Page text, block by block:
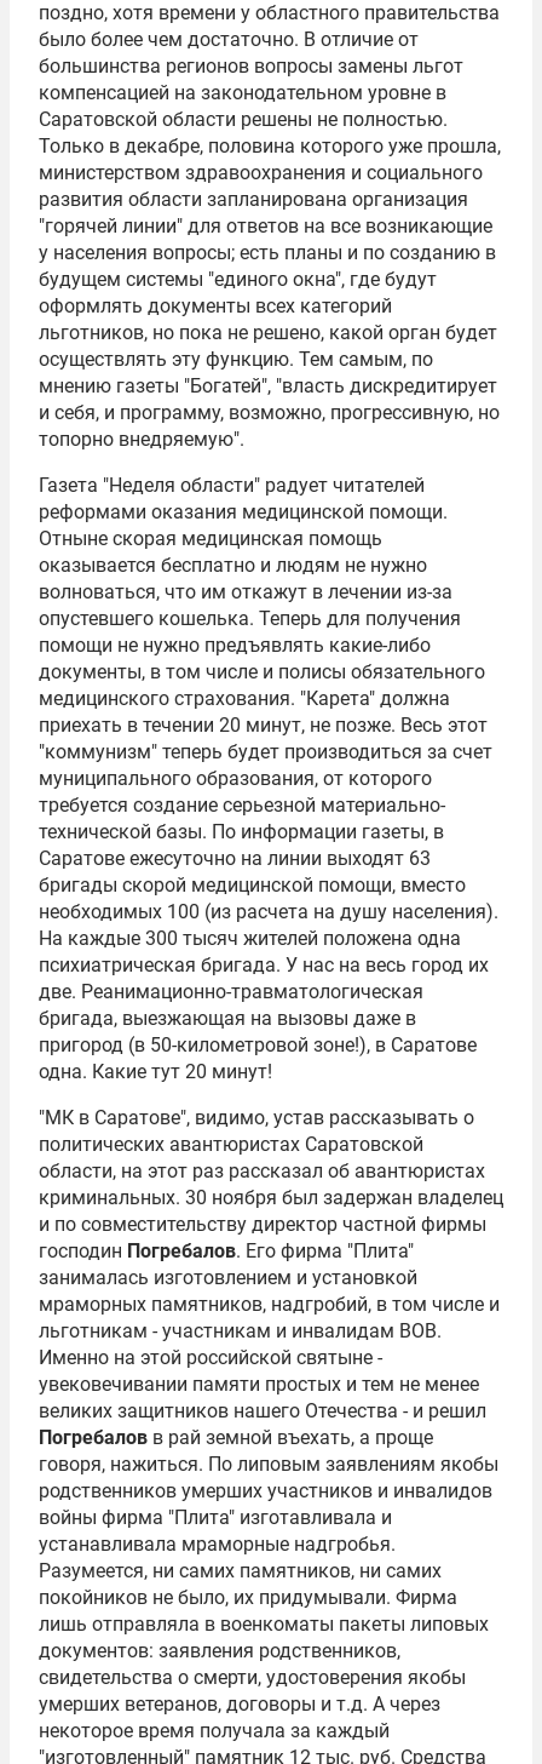
поздно, хотя времени у областного правительства
было более чем достаточно. В отличие от
большинства регионов вопросы замены льгот
компенсацией на законодательном уровне в
Саратовской области решены не полностью.
Только в декабре, половина которого уже прошла,
министерством здравоохранения и социального
развития области запланирована организация
"горячей линии" для ответов на все возникающие
у населения вопросы; есть планы и по созданию в
будущем системы "единого окна", где будут
оформлять документы всех категорий
льготников, но пока не решено, какой орган будет
осуществлять эту функцию. Тем самым, по
мнению газеты "Богатей", "власть дискредитирует
и себя, и программу, возможно, прогрессивную, но
топорно внедряемую".
Газета "Неделя области" радует читателей
реформами оказания медицинской помощи.
Отныне скорая медицинская помощь
оказывается бесплатно и людям не нужно
волноваться, что им откажут в лечении из-за
опустевшего кошелька. Теперь для получения
помощи не нужно предъявлять какие-либо
документы, в том числе и полисы обязательного
медицинского страхования. "Карета" должна
приехать в течении 20 минут, не позже. Весь этот
"коммунизм" теперь будет производиться за счет
муниципального образования, от которого
требуется создание серьезной материально-
технической базы. По информации газеты, в
Саратове ежесуточно на линии выходят 63
бригады скорой медицинской помощи, вместо
необходимых 100 (из расчета на душу населения).
На каждые 300 тысяч жителей положена одна
психиатрическая бригада. У нас на весь город их
две. Реанимационно-травматологическая
бригада, выезжающая на вызовы даже в
пригород (в 50-километровой зоне!), в Саратове
одна. Какие тут 20 минут!
"МК в Саратове", видимо, устав рассказывать о
политических авантюристах Саратовской
области, на этот раз рассказал об авантюристах
криминальных. 30 ноября был задержан владелец
и по совместительству директор частной фирмы
господин Погребалов. Его фирма "Плита"
занималась изготовлением и установкой
мраморных памятников, надгробий, в том числе и
льготникам - участникам и инвалидам ВОВ.
Именно на этой российской святыне -
увековечивании памяти простых и тем не менее
великих защитников нашего Отечества - и решил
Погребалов в рай земной въехать, а проще
говоря, нажиться. По липовым заявлениям якобы
родственников умерших участников и инвалидов
войны фирма "Плита" изготавливала и
устанавливала мраморные надгробья.
Разумеется, ни самих памятников, ни самих
покойников не было, их придумывали. Фирма
лишь отправляла в военкоматы пакеты липовых
документов: заявления родственников,
свидетельства о смерти, удостоверения якобы
умерших ветеранов, договоры и т.д. А через
некоторое время получала за каждый
"изготовленный" памятник 12 тыс. руб. Средства